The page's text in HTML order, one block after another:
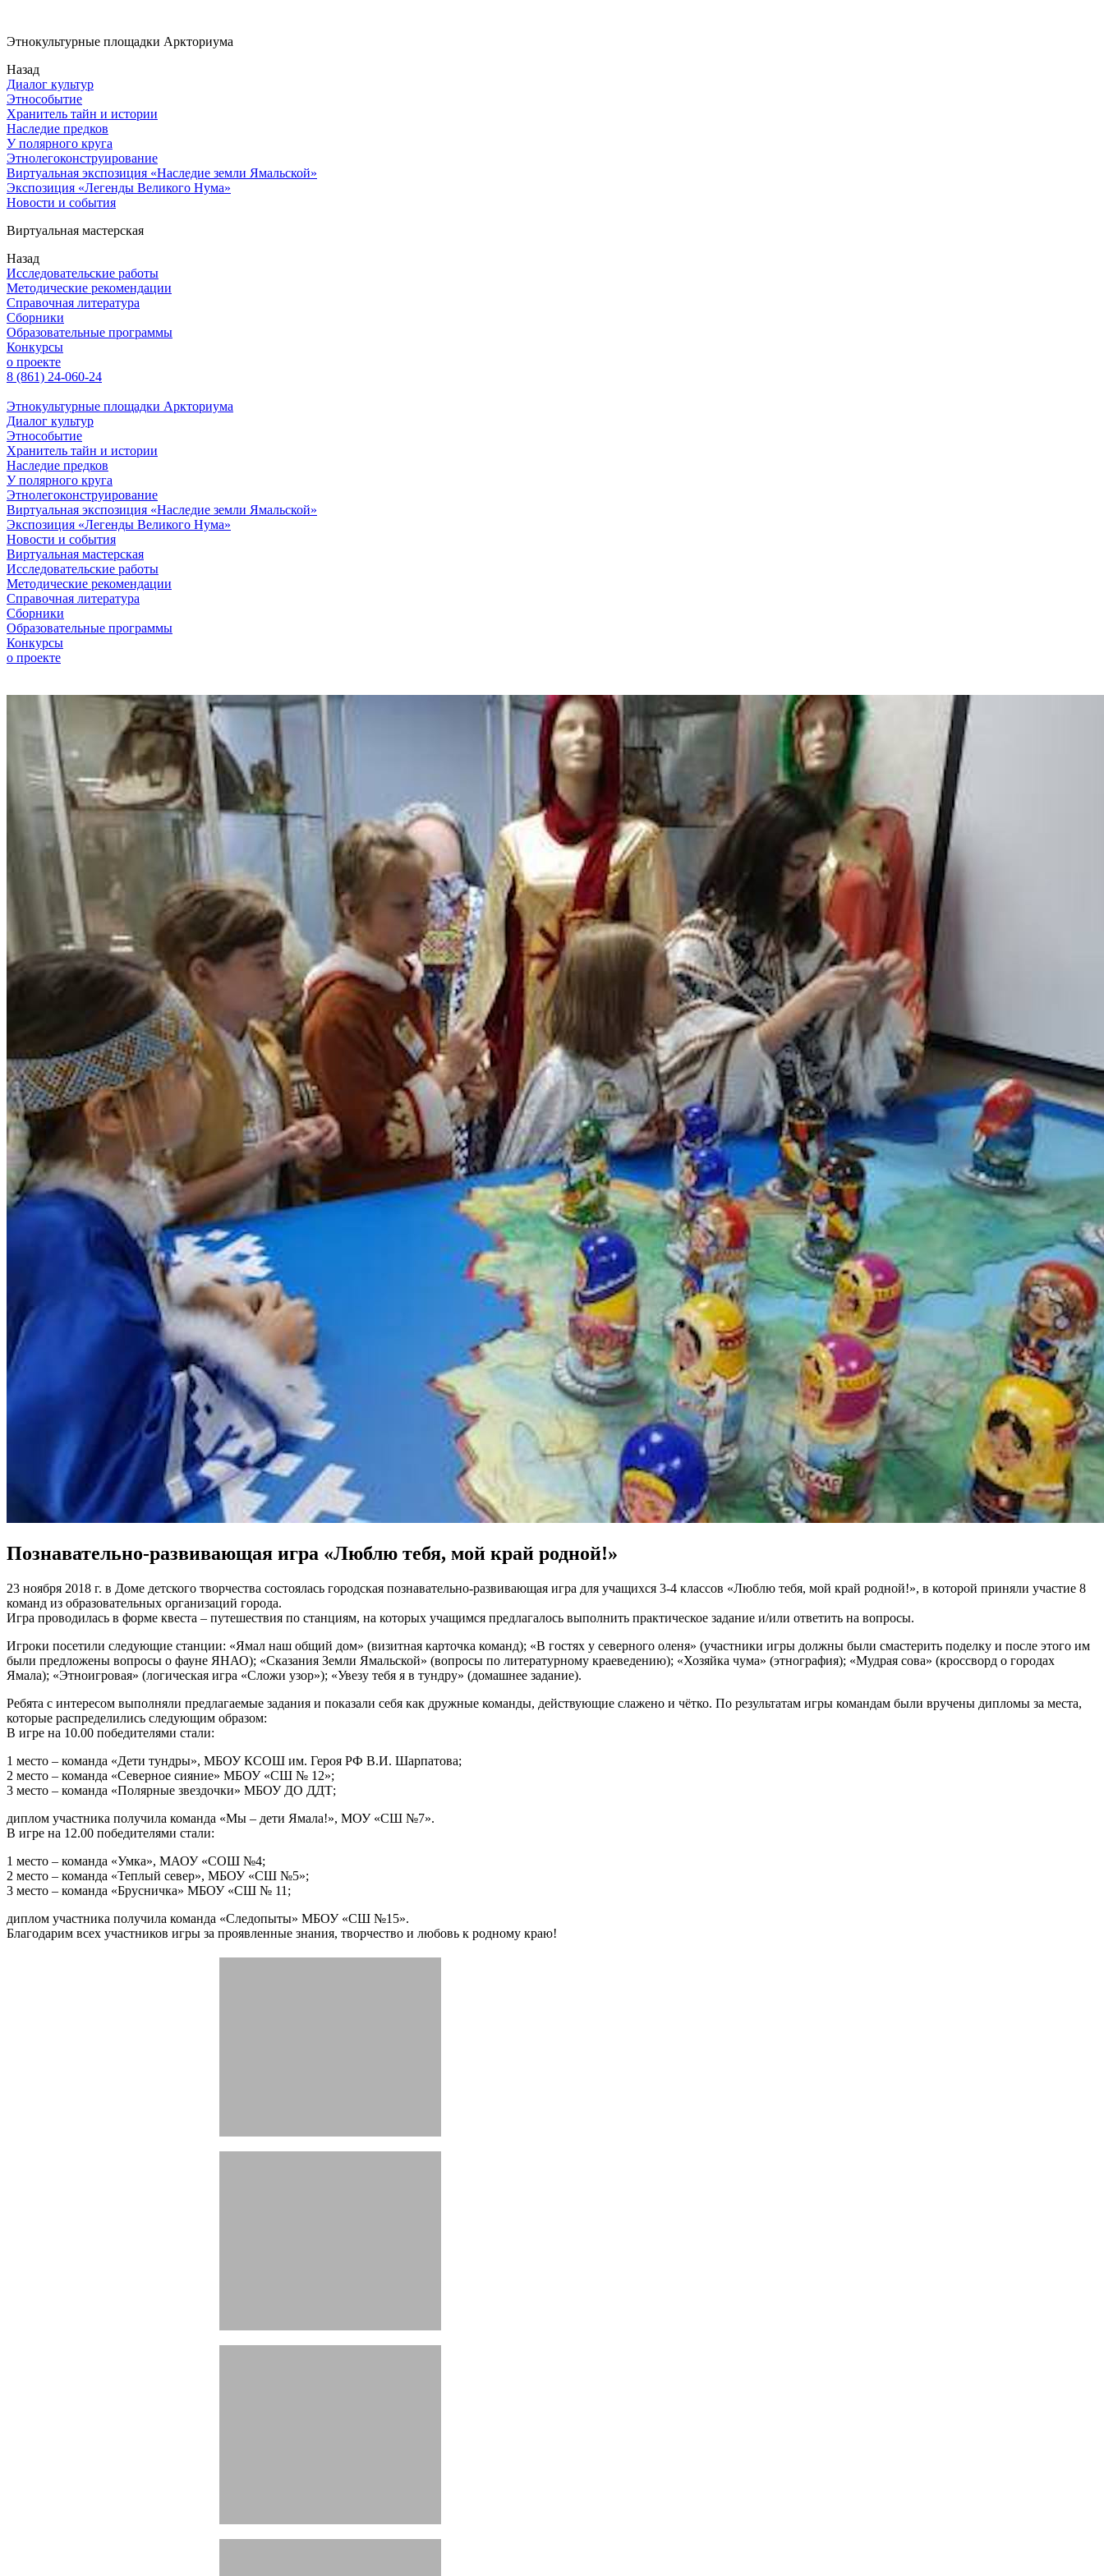
Этнокультурные площадки Аркториума
Назад
Диалог культур
Этнособытие
Хранитель тайн и истории
Наследие предков
У полярного круга
Этнолегоконструирование
Виртуальная экспозиция «Наследие земли Ямальской»
Экспозиция «Легенды Великого Нума»
Новости и события
Виртуальная мастерская
Назад
Исследовательские работы
Методические рекомендации
Справочная литература
Сборники
Образовательные программы
Конкурсы
о проекте
8 (861) 24-060-24
Этнокультурные площадки Аркториума
Диалог культур
Этнособытие
Хранитель тайн и истории
Наследие предков
У полярного круга
Этнолегоконструирование
Виртуальная экспозиция «Наследие земли Ямальской»
Экспозиция «Легенды Великого Нума»
Новости и события
Виртуальная мастерская
Исследовательские работы
Методические рекомендации
Справочная литература
Сборники
Образовательные программы
Конкурсы
о проекте
Познавательно-развивающая игра «Люблю тебя, мой край родной!»
23 ноября 2018 г. в Доме детского творчества состоялась городская познавательно-развивающая игра для учащихся 3-4 классов «Люблю тебя, мой край родной!», в которой приняли участие 8
команд из образовательных организаций города.
Игра проводилась в форме квеста – путешествия по станциям, на которых учащимся предлагалось выполнить практическое задание и/или ответить на вопросы.
Игроки посетили следующие станции: «Ямал наш общий дом» (визитная карточка команд); «В гостях у северного оленя» (участники игры должны были смастерить поделку и после этого им
были предложены вопросы о фауне ЯНАО); «Сказания Земли Ямальской» (вопросы по литературному краеведению); «Хозяйка чума» (этнография); «Мудрая сова» (кроссворд о городах
Ямала); «Этноигровая» (логическая игра «Сложи узор»); «Увезу тебя я в тундру» (домашнее задание).
Ребята с интересом выполняли предлагаемые задания и показали себя как дружные команды, действующие слажено и чётко. По результатам игры командам были вручены дипломы за места,
которые распределились следующим образом:
В игре на 10.00 победителями стали:
1 место – команда «Дети тундры», МБОУ КСОШ им. Героя РФ В.И. Шарпатова;
2 место – команда «Северное сияние» МБОУ «СШ № 12»;
3 место – команда «Полярные звездочки» МБОУ ДО ДДТ;
диплом участника получила команда «Мы – дети Ямала!», МОУ «СШ №7».
В игре на 12.00 победителями стали:
1 место – команда «Умка», МАОУ «СОШ №4;
2 место – команда «Теплый север», МБОУ «СШ №5»;
3 место – команда «Брусничка» МБОУ «СШ № 11;
диплом участника получила команда «Следопыты» МБОУ «СШ №15».
Благодарим всех участников игры за проявленные знания, творчество и любовь к родному краю!